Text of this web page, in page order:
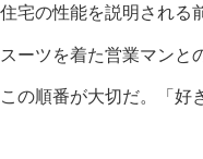
住宅の性能を説明される
スーツを着た営業マンと
この順番が大切だ。「好